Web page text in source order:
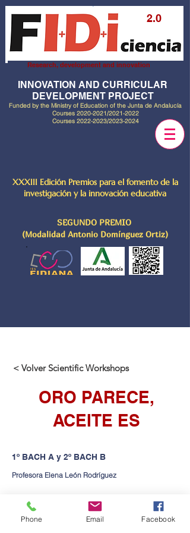
2.0
Research, development and innovation
INNOVATION AND CURRICULAR
DEVELOPMENT PROJECT
Funded by the Ministry of Education of the Junta de Andalucía
Courses 2020-2021/2021-2022
Courses 2022-2023/2023-2024
XXXIII Edición Premios para el fomento de la
investigación y la innovación educativa
SEGUNDO PREMIO
(Modalidad Antonio Domínguez Ortiz)
< Volver Scientific Workshops
ORO PARECE,
ACEITE ES
1º BACH A y 2º BACH B
Profesora Elena León Rodríguez
Contact us
Phone Email Facebook